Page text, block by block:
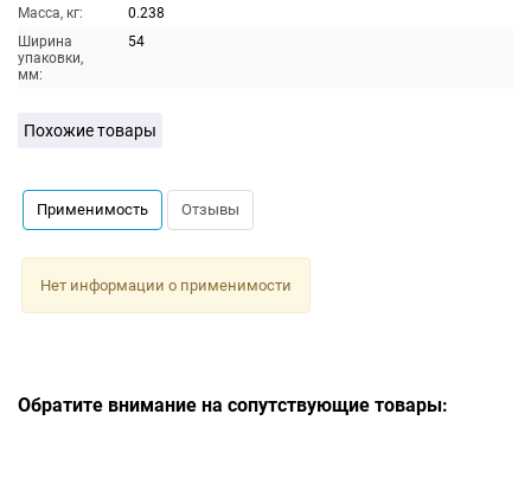
Масса, кг:
0.238
Ширина
упаковки,
мм:
54
Похожие товары
Применимость Отзывы
Нет информации о применимости
Обратите внимание на сопутствующие товары: